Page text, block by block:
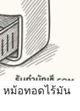
หม้อทอดไร้มัน